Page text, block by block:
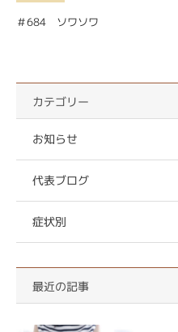
＃684 ソワソワ
カテゴリー
お知らせ
代表ブログ
症状別
最近の記事